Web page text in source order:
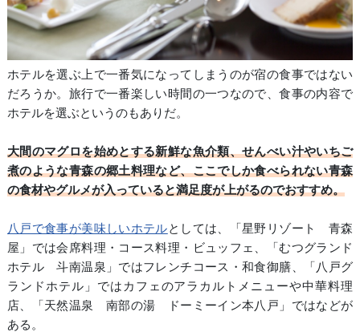
ホテルを選ぶ上で一番気になってしまうのが宿の食事ではない
だろうか。旅行で一番楽しい時間の一つなので、食事の内容で
ホテルを選ぶというのもありだ。
大間のマグロを始めとする新鮮な魚介類、せんべい汁やいちご
煮のような青森の郷土料理など、ここでしか食べられない青森
の食材やグルメが入っていると満足度が上がるのでおすすめ。
八戸で食事が美味しいホテルとしては、「星野リゾート 青森
屋」では会席料理・コース料理・ビュッフェ、「むつグランド
ホテル 斗南温泉」ではフレンチコース・和食御膳、「八戸グ
ランドホテル」ではカフェのアラカルトメニューや中華料理
店、「天然温泉 南部の湯 ドーミーイン本八戸」ではなどが
ある。